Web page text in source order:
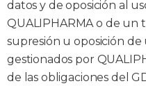
datos y de oposición al
QUALIPHARMA o de un
supresión u oposición de
gestionados por
de las obligaciones del